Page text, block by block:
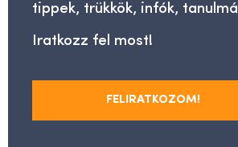
tippek, trükkök, infók,
Iratkozz fel most!
FELIRATKOZOM!